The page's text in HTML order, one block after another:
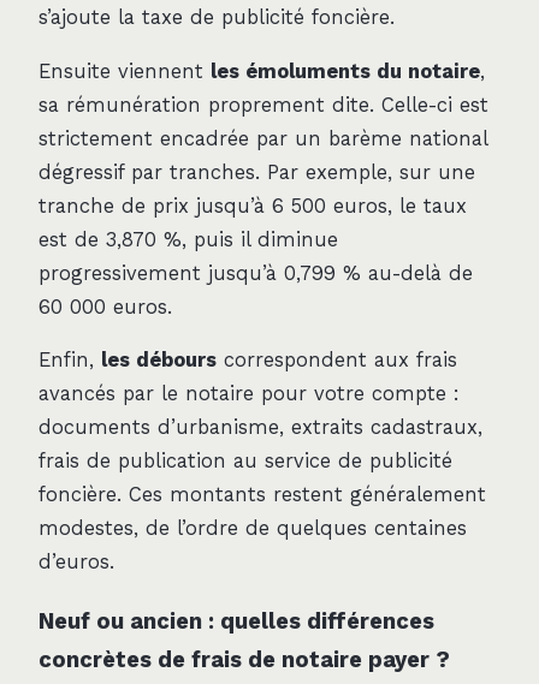
s’ajoute la taxe de publicité foncière.
Ensuite viennent les émoluments du notaire,
sa rémunération proprement dite. Celle-ci est
strictement encadrée par un barème national
dégressif par tranches. Par exemple, sur une
tranche de prix jusqu’à 6 500 euros, le taux
est de 3,870 %, puis il diminue
progressivement jusqu’à 0,799 % au-delà de
60 000 euros.
Enfin, les débours correspondent aux frais
avancés par le notaire pour votre compte :
documents d’urbanisme, extraits cadastraux,
frais de publication au service de publicité
foncière. Ces montants restent généralement
modestes, de l’ordre de quelques centaines
d’euros.
Neuf ou ancien : quelles différences
concrètes de frais de notaire payer ?